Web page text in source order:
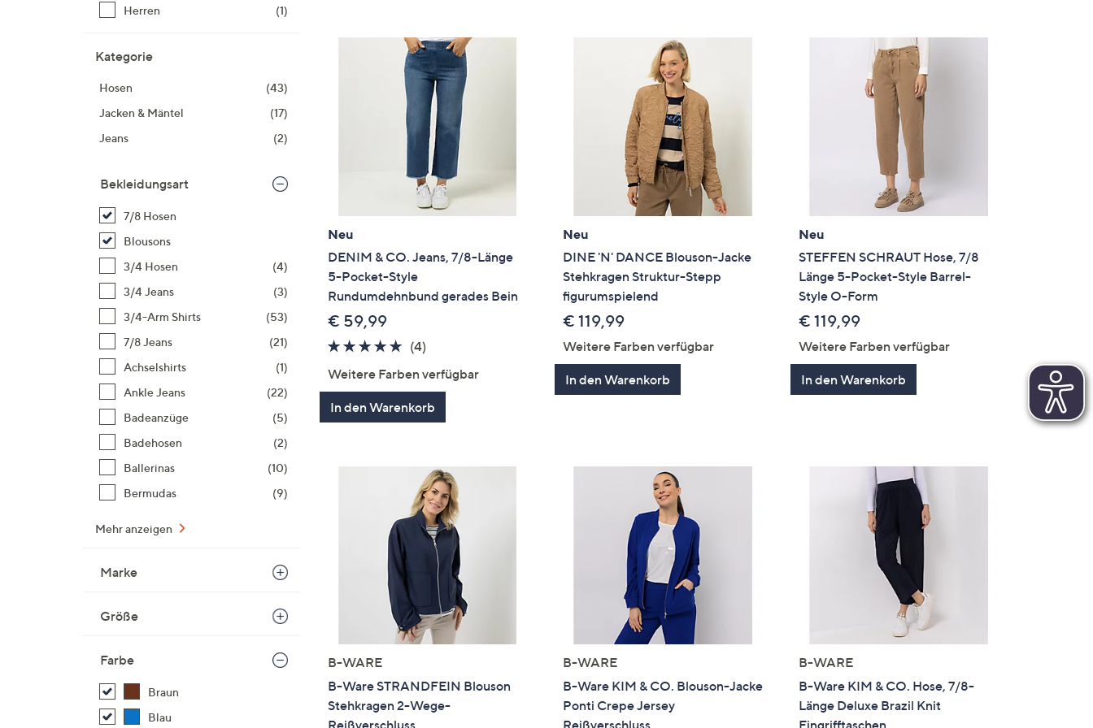
anzuzeigen.
Herren
(1)
Kategorie
Hosen
(43)
Jacken & Mäntel
(17)
Jeans
(2)
Bekleidungsart
7/8 Hosen
Blousons
3/4 Hosen
(4)
3/4 Jeans
(3)
3/4-Arm Shirts
(53)
7/8 Jeans
(21)
Achselshirts
(1)
Ankle Jeans
(22)
Badeanzüge
(5)
Badehosen
(2)
Ballerinas
(10)
Bermudas
(9)
Mehr anzeigen
Marke
Größe
Farbe
Braun
Blau
Neu
DENIM & CO. Jeans, 7/8-Länge
5-Pocket-Style
Rundumdehnbund gerades Bein
€ 59,99
4.8
5
(4)4
Weitere Farben verfügbar
In den Warenkorb
Neu
DINE 'N' DANCE Blouson-Jacke
Stehkragen Struktur-Stepp
figurumspielend
€ 119,99
Weitere Farben verfügbar
In den Warenkorb
Neu
STEFFEN SCHRAUT Hose, 7/8
Länge 5-Pocket-Style Barrel-
Style O-Form
€ 119,99
Weitere Farben verfügbar
In den Warenkorb
B-WARE
B-Ware STRANDFEIN Blouson
Stehkragen 2-Wege-
B-WARE
B-Ware KIM & CO. Blouson-Jacke
Ponti Crepe Jersey
B-WARE
B-Ware KIM & CO. Hose, 7/8-
Länge Deluxe Brazil Knit